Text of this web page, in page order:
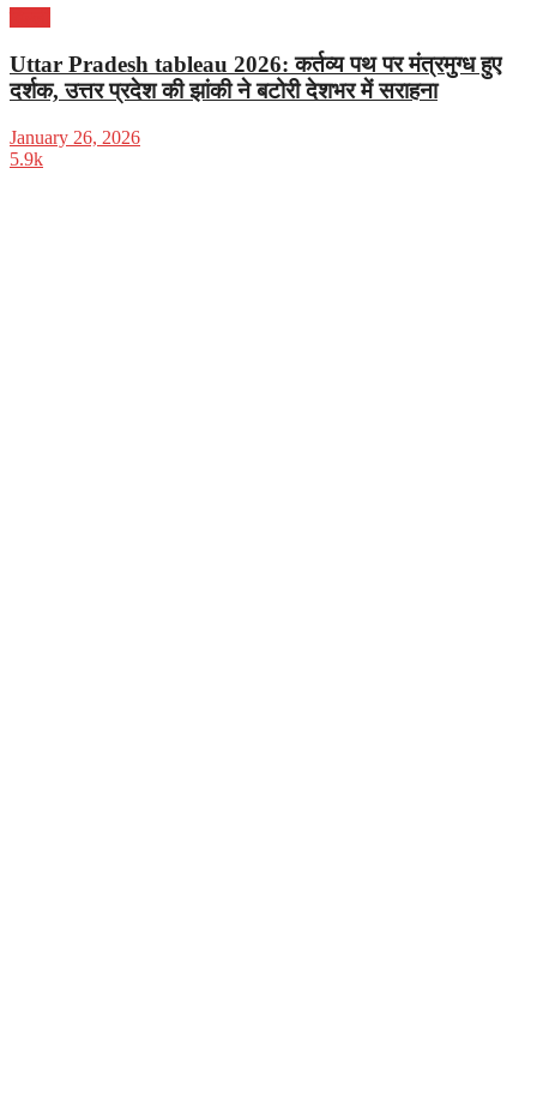
Uttar Pradesh tableau 2026: कर्तव्य पथ पर मंत्रमुग्ध हुए
दर्शक, उत्तर प्रदेश की झांकी ने बटोरी देशभर में सराहना
January 26, 2026
5.9k